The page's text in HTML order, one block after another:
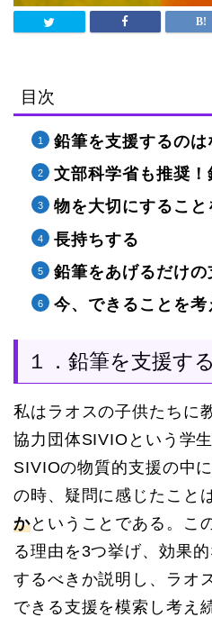
目次
鉛筆を支援するのは
文部科学省も推奨
物を大切にすること
長持ちする
鉛筆をあげるだけ
今、できることを考
１．鉛筆を支援す
私はラオスの子供たちに
協力団体SIVIOという学
SIVIOの物質的支援の中
の時、疑問に感じたこと
かということである。こ
る理由を3つ挙げ、効果
するべきか説明し、ラオ
できる支援を模索し考え